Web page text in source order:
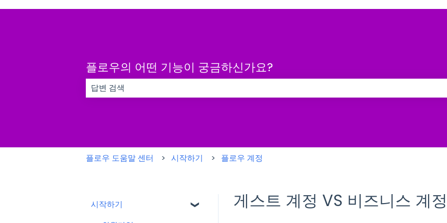
플로우의 어떤 기능이 궁금하신가요?
플로우 도움말 센터 시작하기 플로우 계정
게스트 계정 VS 비즈니스 계정
시작하기